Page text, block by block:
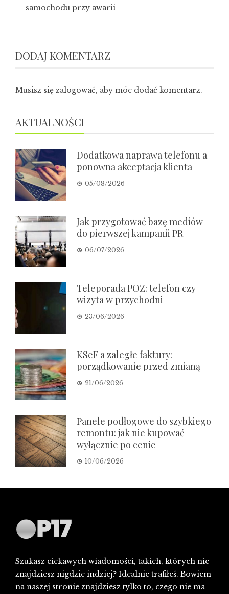
samochodu przy awarii
DODAJ KOMENTARZ
Musisz się zalogować, aby móc dodać komentarz.
AKTUALNOŚCI
Dodatkowa naprawa telefonu a
ponowna akceptacja klienta
05/08/2026
Jak przygotować bazę mediów
do pierwszej kampanii PR
06/07/2026
Teleporada POZ: telefon czy
wizyta w przychodni
23/06/2026
KSeF a zaległe faktury:
porządkowanie przed zmianą
21/06/2026
Panele podłogowe do szybkiego
remontu: jak nie kupować
wyłącznie po cenie
10/06/2026
Szukasz ciekawych wiadomości, takich, których nie
znajdziesz nigdzie indziej? Idealnie trafiłeś. Bowiem
na naszej stronie znajdziesz tylko to, czego nie ma